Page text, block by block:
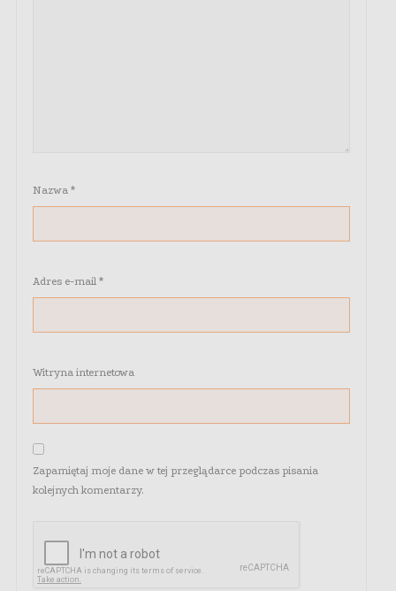
Nazwa *
Adres e-mail *
Witryna internetowa
Zapamiętaj moje dane w tej przeglądarce podczas pisania
kolejnych komentarzy.